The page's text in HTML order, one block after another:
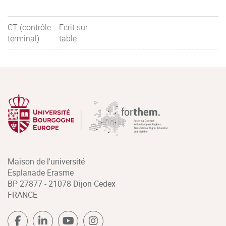
CT (contrôle
terminal)
Ecrit sur
table
Maison de l'université
Esplanade Erasme
BP 27877 - 21078 Dijon Cedex
FRANCE